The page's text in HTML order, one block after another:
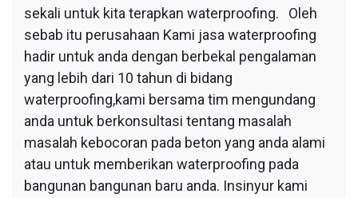
sekali untuk kita terapkan waterproofing. Oleh
sebab itu perusahaan Kami jasa waterproofing
hadir untuk anda dengan berbekal pengalaman
yang lebih dari 10 tahun di bidang
waterproofing,kami bersama tim mengundang
anda untuk berkonsultasi tentang masalah
masalah kebocoran pada beton yang anda alami
atau untuk memberikan waterproofing pada
bangunan bangunan baru anda. Insinyur kami